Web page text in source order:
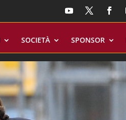
SOCIETÀ SPONSOR